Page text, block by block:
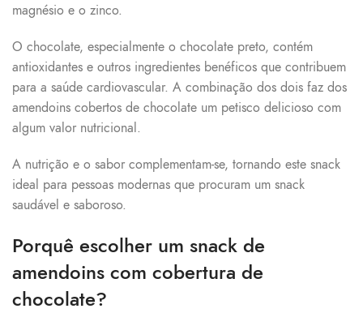
magnésio e o zinco.
O chocolate, especialmente o chocolate preto, contém
antioxidantes e outros ingredientes benéficos que contribuem
para a saúde cardiovascular. A combinação dos dois faz dos
amendoins cobertos de chocolate um petisco delicioso com
algum valor nutricional.
A nutrição e o sabor complementam-se, tornando este snack
ideal para pessoas modernas que procuram um snack
saudável e saboroso.
Porquê escolher um snack de
amendoins com cobertura de
chocolate?